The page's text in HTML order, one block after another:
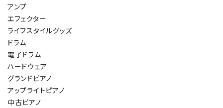
アンプ
エフェクター
ライフスタイルグッズ
ドラム
電子ドラム
ハードウェア
グランドピアノ
アップライトピアノ
中古ピアノ